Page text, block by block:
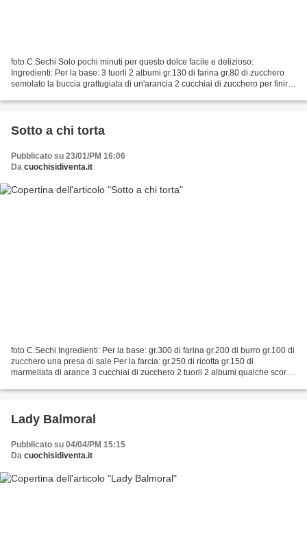
foto C.Sechi Solo pochi minuti per questo dolce facile e delizioso:
Ingredienti: Per la base: 3 tuorli 2 albumi gr.130 di farina gr.80 di zucchero
semolato la buccia grattugiata di un'arancia 2 cucchiai di zucchero per finire
Sotto a chi torta
Pubblicato su 23/01/PM 16:06
Da cuochisidiventa.it
foto C.Sechi Ingredienti: Per la base: gr.300 di farina gr.200 di burro gr.100 di
zucchero una presa di sale Per la farcia: gr.250 di ricotta gr.150 di
marmellata di arance 3 cucchiai di zucchero 2 tuorli 2 albumi qualche scorza
Lady Balmoral
Pubblicato su 04/04/PM 15:15
Da cuochisidiventa.it